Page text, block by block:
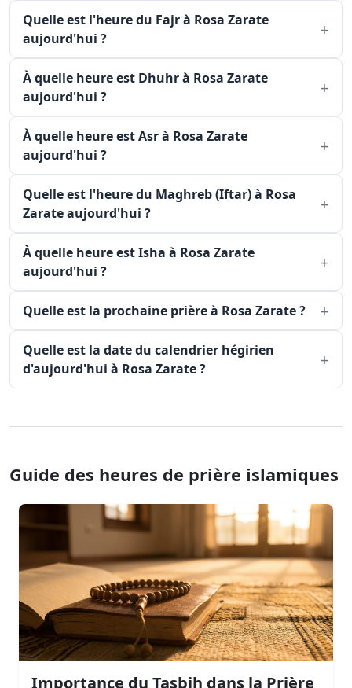
Quelle est l'heure du Fajr à Rosa Zarate
aujourd'hui ?
À quelle heure est Dhuhr à Rosa Zarate
aujourd'hui ?
À quelle heure est Asr à Rosa Zarate
aujourd'hui ?
Quelle est l'heure du Maghreb (Iftar) à Rosa
Zarate aujourd'hui ?
À quelle heure est Isha à Rosa Zarate
aujourd'hui ?
Quelle est la prochaine prière à Rosa Zarate ?
Quelle est la date du calendrier hégirien
d'aujourd'hui à Rosa Zarate ?
Guide des heures de prière islamiques
Importance du Tasbih dans la Prière